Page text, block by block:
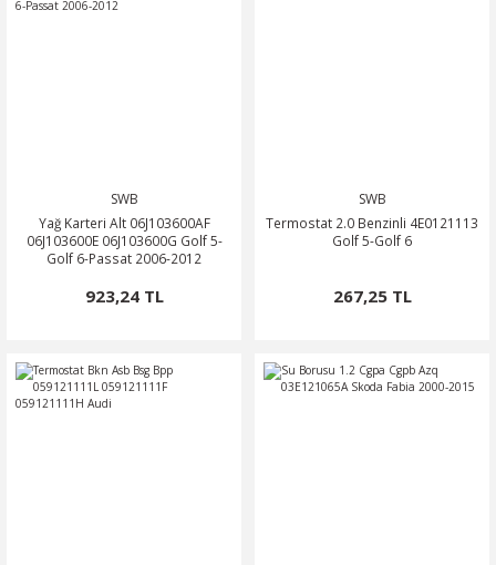
SWB
Yağ Karteri Alt 06J103600AF
06J103600E 06J103600G Golf 5-
Golf 6-Passat 2006-2012
923,24 TL
SWB
Termostat 2.0 Benzinli 4E0121113
Golf 5-Golf 6
267,25 TL